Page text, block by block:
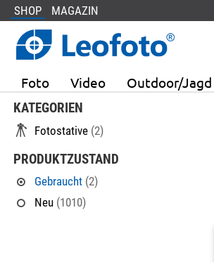
SHOP MAGAZIN
Foto Video Outdoor/Jagd
KATEGORIEN
Fotostative (2)
PRODUKTZUSTAND
Gebraucht (2)
Neu (1010)